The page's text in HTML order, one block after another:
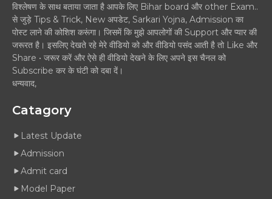
विश्लेषण के साथ बताया जाता है आपके लिए Bihar board और other Exam..
से जुड़े Tips & Trick, New अपडेट, Sarkari Yojna, Admission का
पोस्ट लाने की कोशिश करूंगा। जिसमें कि मुझे आपलोगों की Support और प्यार की
जरूरत है। इसलिए देखते रहे मेरे वीडियो को और वीडियो पसंद आती है तो Like और
Share • जरूर करें और ऐसे ही वीडियो देखने के लिए अपने इस चैनल को
Subscribe कर के घंटी को दबा दें।
धन्यवाद,
Catagory
Latest Update
Admission
Admit card
Model Paper